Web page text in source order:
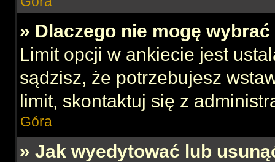
» Dlaczego nie mogę
Limit opcji w ankiecie jest
sądzisz, że potrzebujesz
limit, skontaktuj się z
Góra
» Jak wyedytować lub